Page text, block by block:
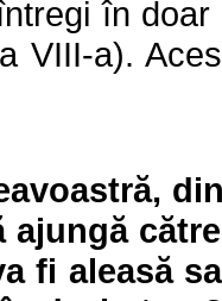
în
VIII-a).
ajungă
fi aleasă